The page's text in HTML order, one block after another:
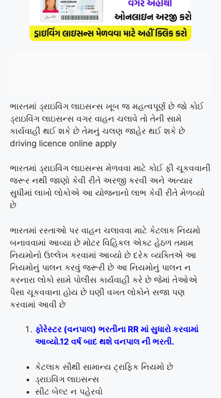
ભારતમાં ડ્રાઇવિંગ લાઇસન્સ ખૂબ જ મહત્વપૂર્ણ છે જો કોઈ
ડ્રાઇવિંગ લાઇસન્સ વગર વાહન ચલાવે તો તેની સામે
કાર્યવાહી થઈ શકે છે તેમનું ચલણ જાહેર થઈ શકે છે
driving licence online apply
ભારતમાં ડ્રાઇવિંગ લાઇસન્સ મેળવવા માટે કોઈ ફી ચૂકવવાની
જરૂર નથી જાણો કેવી રીતે અરજી કરવી અને અત્યાર
સુધીમાં લાખો લોકોએ આ યોજનાનો લાભ કેવી રીતે મેળવ્યો
છે
ભારતમાં રસ્તાઓ પર વાહન ચલાવવા માટે કેટલાક નિયમો
બનાવવામાં આવ્યા છે મોટર વિહિકલ એક્ટ હેઠળ તમામ
નિયમોનો ઉલ્લેખ કરવામાં આવ્યો છે દરેક વ્યક્તિએ આ
નિયમોનું પાલન કરવું જરૂરી છે આ નિયમોનું પાલન ન
કરનારા લોકો સામે પોલીસ કાર્યવાહી કરે છે જેમાં તેઓએ
પૈસા ચૂકવવાના હોય છે ઘણી વખત લોકોને સજા પણ
કરવામાં આવી છે
ફોરેસ્ટર (વનપાલ) ભરતીના RR માં સુધારો કરવામાં
આવ્યો.12 વર્ષ બાદ થશે વનપાલ ની ભરતી.
કેટલાક સૌથી સામાન્ય ટ્રાફિક નિયમો છે
ડ્રાઇવિંગ લાઇસન્સ
સીટ બેલ્ટ ન પહેરવો